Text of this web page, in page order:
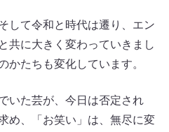
して令和と時代は遷り、エン
共に大きく変わっていきまし
かたちも変化しています。
いた芸が、今日は否定され
め、「お笑い」は、無尽に変